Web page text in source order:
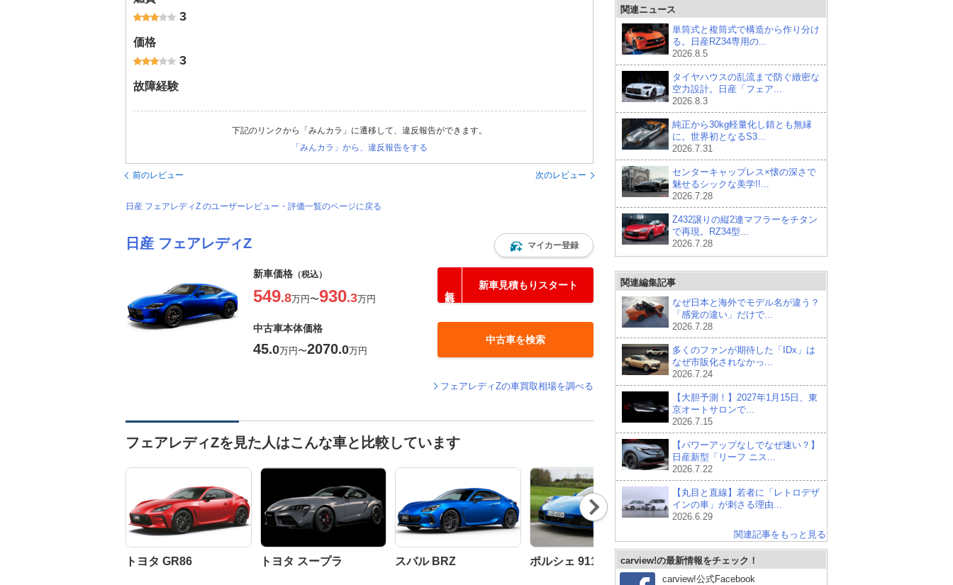
3
価格
3
故障経験
下記のリンクから「みんカラ」に遷移して、違反報告ができます。
「みんカラ」から、違反報告をする
前のレビュー 次のレビュー
日産 フェアレディZ のユーザーレビュー・評価一覧のページに戻る
日産 フェアレディZ マイカー登録
新車価格 （税込）
549.8万円〜930.3万円
新車見積もりスタート
中古車本体価格
45.0万円〜2070.0万円
中古車を検索
フェアレディZの車買取相場を調べる
フェアレディZを見た人はこんな車と比較しています
トヨタ GR86 トヨタ スープラ スバル BRZ ポルシェ 911 ホンダ プレリュード
Nex
t
関連ニュース
単筒式と複筒式で構造から作り分け
る。日産RZ34専用の...
2026.8.5
タイヤハウスの乱流まで防ぐ緻密な
空力設計。日産「フェア...
2026.8.3
純正から30kg軽量化し錆とも無縁
に。世界初となるS3...
2026.7.31
センターキャップレス×懐の深さで
魅せるシックな美学!!...
2026.7.28
Z432譲りの縦2連マフラーをチタン
で再現。RZ34型...
2026.7.28
関連編集記事
なぜ日本と海外でモデル名が違う？
「感覚の違い」だけで...
2026.7.28
多くのファンが期待した「IDx」は
なぜ市販化されなかっ...
2026.7.24
【大胆予測！】2027年1月15日、東
京オートサロンで...
2026.7.15
【パワーアップなしでなぜ速い？】
日産新型「リーフ ニス...
2026.7.22
【丸目と直線】若者に「レトロデザ
インの車」が刺さる理由...
2026.6.29
関連記事をもっと見る
carview!の最新情報をチェック！
carview!公式Facebook